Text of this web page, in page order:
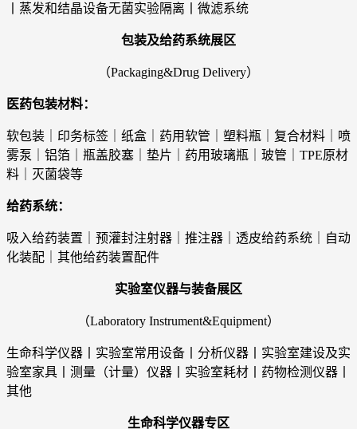
丨蒸发和结晶设备无菌实验隔离丨微滤系统
包装及给药系统展区
（Packaging&Drug Delivery）
医药包装材料：
软包装｜印务标签｜纸盒｜药用软管｜塑料瓶｜复合材料｜喷
雾泵｜铝箔｜瓶盖胶塞｜垫片｜药用玻璃瓶｜玻管｜TPE原材
料｜灭菌袋等
给药系统：
吸入给药装置｜预灌封注射器｜推注器｜透皮给药系统｜自动
化装配｜其他给药装置配件
实验室仪器与装备展区
（Laboratory Instrument&Equipment）
生命科学仪器丨实验室常用设备丨分析仪器丨实验室建设及实
验室家具丨测量（计量）仪器丨实验室耗材丨药物检测仪器丨
其他
生命科学仪器专区